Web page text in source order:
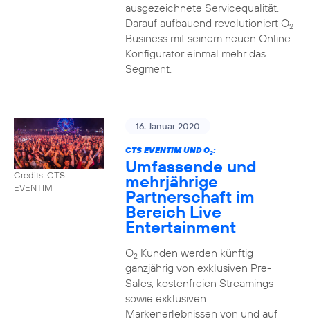
ausgezeichnete Servicequalität.
Darauf aufbauend revolutioniert O2
Business mit seinem neuen Online-
Konfigurator einmal mehr das
Segment.
Credits: CTS
EVENTIM
16. Januar 2020
CTS EVENTIM UND O2:
Umfassende und
mehrjährige
Partnerschaft im
Bereich Live
Entertainment
O2Kunden werden künftig
ganzjährig von exklusiven Pre-
Sales, kostenfreien Streamings
sowie exklusiven
Markenerlebnissen von und auf